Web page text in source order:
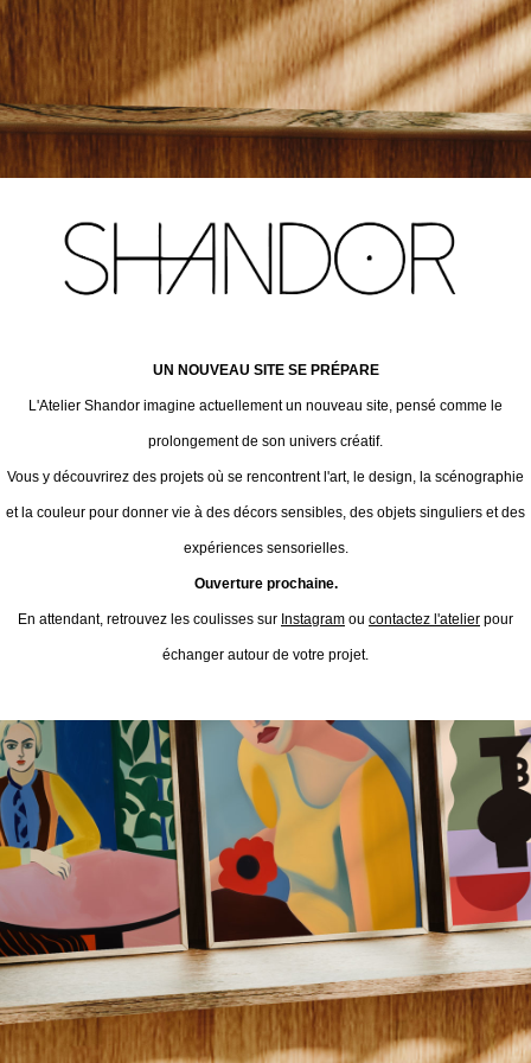
UN NOUVEAU SITE SE PRÉPARE
L'Atelier Shandor imagine actuellement un nouveau site, pensé comme le
prolongement de son univers créatif.
Vous y découvrirez des projets où se rencontrent l'art, le design, la scénographie
et la couleur pour donner vie à des décors sensibles, des objets singuliers et des
expériences sensorielles.
Ouverture prochaine.
En attendant, retrouvez les coulisses sur Instagram ou contactez l'atelier pour
échanger autour de votre projet.